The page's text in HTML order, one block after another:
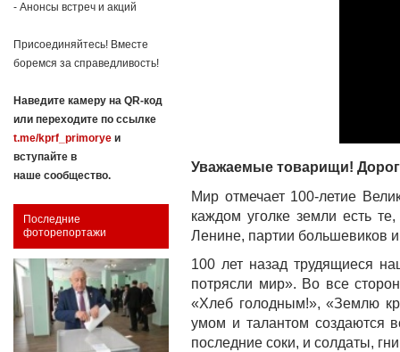
- Анонсы встреч и акций
Присоединяйтесь! Вместе
боремся за справедливость!
Наведите камеру на QR-код
или переходите по ссылке
t.me/kprf_primorye и
вступайте в
наше сообщество.
Последние
фоторепортажи
Уважаемые товарищи!
Мир отмечает 100-летие
каждом уголке земли есть
Ленине, партии большевиков
100 лет назад трудящиеся
потрясли мир». Во все
«Хлеб голодным!», «Землю
умом и талантом создаются
последние соки, и солдаты,